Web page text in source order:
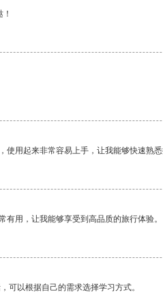
使用起来非常容易上手，让我能够快速熟
有用，让我能够享受到高品质的旅行体验。
可以根据自己的需求选择学习方式。